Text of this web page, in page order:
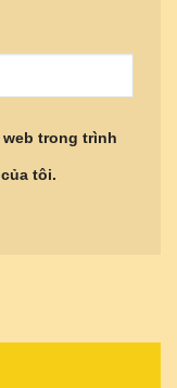
trong trình
tôi.